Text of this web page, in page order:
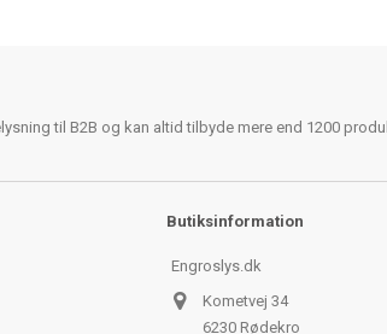
til B2B og kan altid tilbyde mere end 1200
Butiksinformation
Engroslys.dk
Kometvej 34
6230 Rødekro